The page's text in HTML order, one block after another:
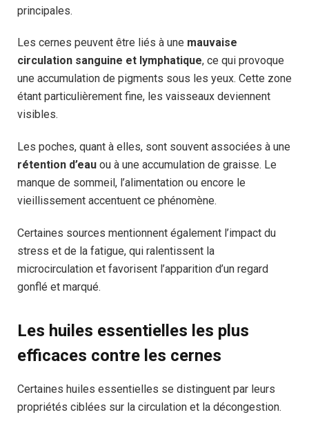
principales.
Les cernes peuvent être liés à une mauvaise
circulation sanguine et lymphatique, ce qui provoque
une accumulation de pigments sous les yeux. Cette zone
étant particulièrement fine, les vaisseaux deviennent
visibles.
Les poches, quant à elles, sont souvent associées à une
rétention d’eau ou à une accumulation de graisse. Le
manque de sommeil, l’alimentation ou encore le
vieillissement accentuent ce phénomène.
Certaines sources mentionnent également l’impact du
stress et de la fatigue, qui ralentissent la
microcirculation et favorisent l’apparition d’un regard
gonflé et marqué.
Les huiles essentielles les plus
efficaces contre les cernes
Certaines huiles essentielles se distinguent par leurs
propriétés ciblées sur la circulation et la décongestion.